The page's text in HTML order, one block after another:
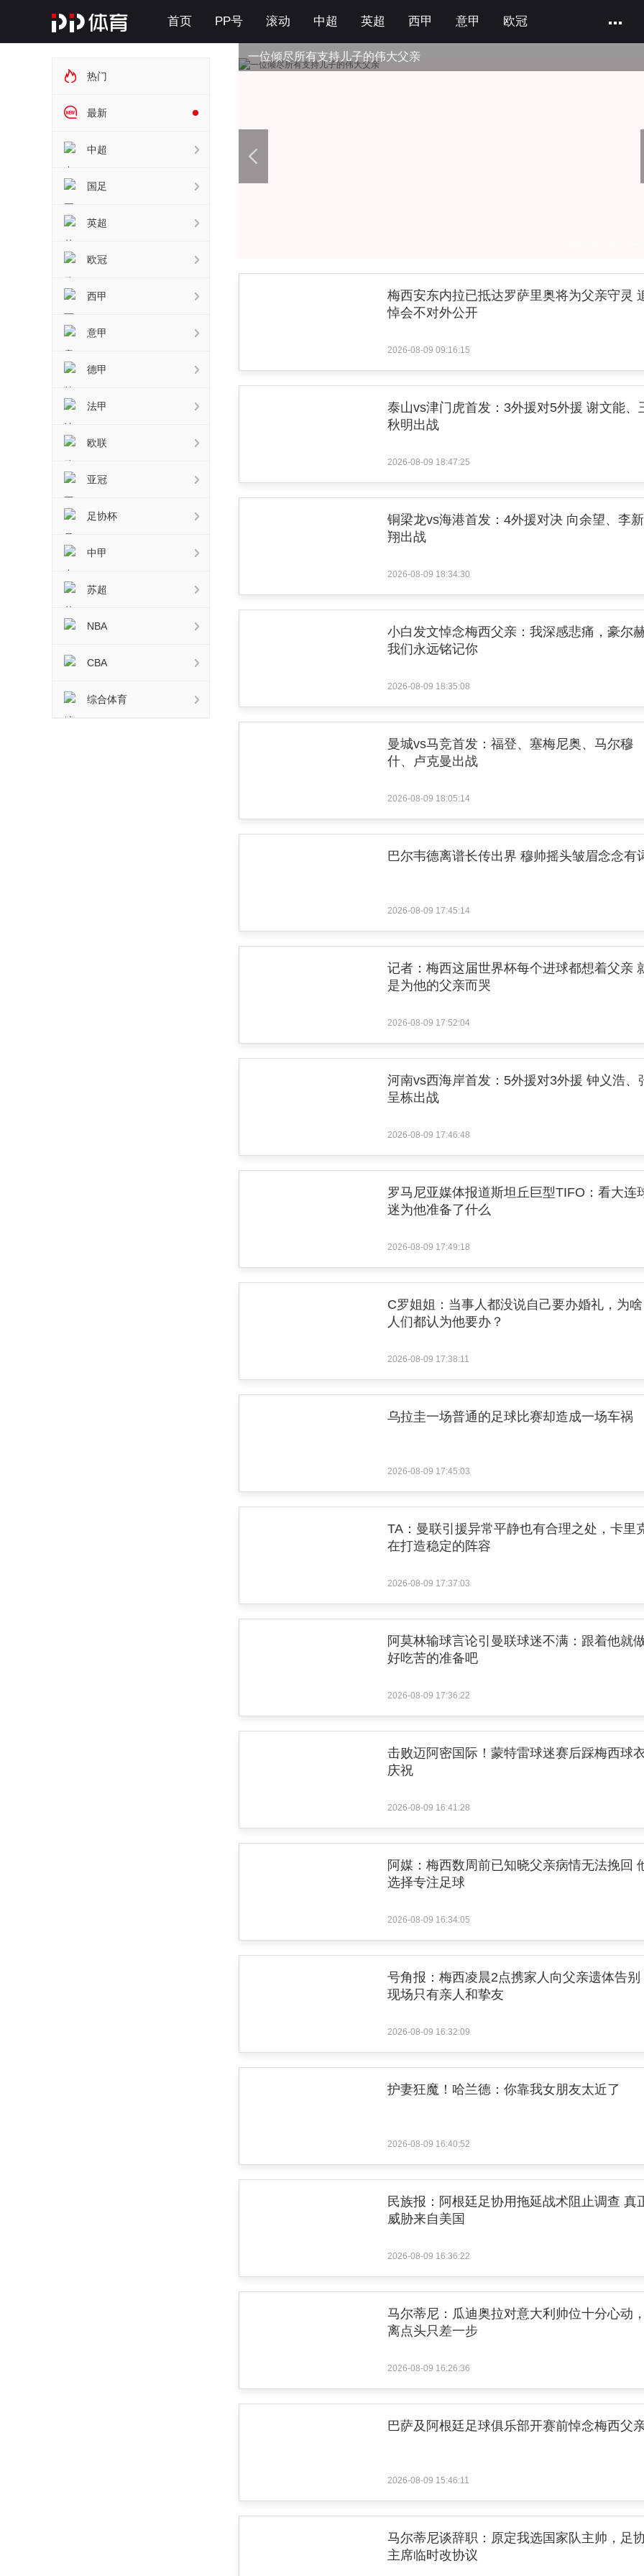
首页 PP号 滚动 中超 英超 西甲 意甲 欧冠
一位倾尽所有支持儿子的伟大父亲
热门
最新
中超
国足
英超
欧冠
西甲
意甲
德甲
法甲
欧联
亚冠
足协杯
中甲
苏超
NBA
CBA
综合体育
梅西安东内拉已抵达罗萨里奥将为父亲守灵
悼会不对外公开
2026-08-09 09:16:15
泰山vs津门虎首发：3外援对5外援 谢文能、
秋明出战
2026-08-09 18:47:25
铜梁龙vs海港首发：4外援对决 向余望、李新
翔出战
2026-08-09 18:34:30
小白发文悼念梅西父亲：我深感悲痛，豪尔
我们永远铭记你
2026-08-09 18:35:08
曼城vs马竞首发：福登、塞梅尼奥、马尔穆
什、卢克曼出战
2026-08-09 18:05:14
巴尔韦德离谱长传出界 穆帅摇头皱眉念念有
2026-08-09 17:45:14
记者：梅西这届世界杯每个进球都想着父亲
是为他的父亲而哭
2026-08-09 17:52:04
河南vs西海岸首发：5外援对3外援 钟义浩、
呈栋出战
2026-08-09 17:46:48
罗马尼亚媒体报道斯坦丘巨型TIFO：看大连
迷为他准备了什么
2026-08-09 17:49:18
C罗姐姐：当事人都没说自己要办婚礼，为啥
人们都认为他要办？
2026-08-09 17:38:11
乌拉圭一场普通的足球比赛却造成一场车祸
2026-08-09 17:45:03
TA：曼联引援异常平静也有合理之处，卡里
在打造稳定的阵容
2026-08-09 17:37:03
阿莫林输球言论引曼联球迷不满：跟着他就
好吃苦的准备吧
2026-08-09 17:36:22
击败迈阿密国际！蒙特雷球迷赛后踩梅西球
庆祝
2026-08-09 16:41:28
阿媒：梅西数周前已知晓父亲病情无法挽回
选择专注足球
2026-08-09 16:34:05
号角报：梅西凌晨2点携家人向父亲遗体告别
现场只有亲人和挚友
2026-08-09 16:32:09
护妻狂魔！哈兰德：你靠我女朋友太近了
2026-08-09 16:40:52
民族报：阿根廷足协用拖延战术阻止调查 真
威胁来自美国
2026-08-09 16:36:22
马尔蒂尼：瓜迪奥拉对意大利帅位十分心动
离点头只差一步
2026-08-09 16:26:36
巴萨及阿根廷足球俱乐部开赛前悼念梅西父
2026-08-09 15:46:11
马尔蒂尼谈辞职：原定我选国家队主帅，足
主席临时改协议